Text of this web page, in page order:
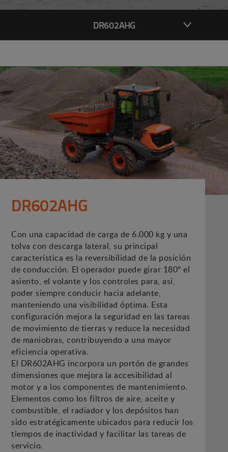
DR602AHG
DR602AHG
Con una capacidad de carga de 6.000 kg y una
tolva con descarga lateral, su principal
característica es la reversibilidad de la posición
de conducción. El operador puede girar 180º el
asiento, el volante y los controles para, así,
poder siempre conducir hacia adelante,
manteniendo una visibilidad óptima. Esta
configuración mejora la seguridad en las tareas
de movimiento de tierras y reduce la necesidad
de maniobras, contribuyendo a una mayor
eficiencia operativa.
El DR602AHG incorpora un portón de grandes
dimensiones que mejora la accesibilidad al
motor y a los componentes de mantenimiento.
Elementos como los filtros de aire, aceite y
combustible, el radiador y los depósitos han
sido estratégicamente ubicados para reducir los
tiempos de inactividad y facilitar las tareas de
servicio.